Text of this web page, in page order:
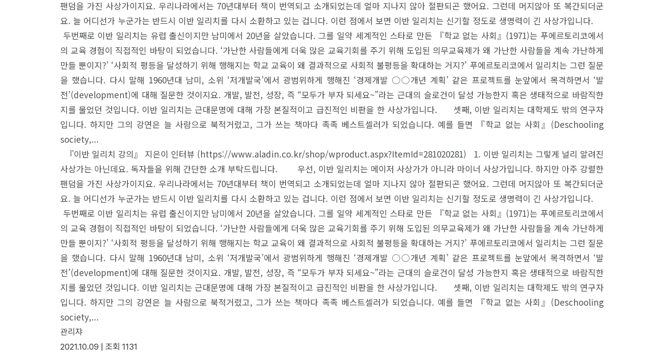
팬덤을 가진 사상가이지요. 우리나라에서는 70년대부터 책이 번역되고 소개되었는데 얼마 지나지 않아 절판되곤 했어요. 그런데 머지않아 또 복간되더군
요. 늘 어디선가 누군가는 반드시 이반 일리치를 다시 소환하고 있는 겁니다. 이런 점에서 보면 이반 일리치는 신기할 정도로 생명력이 긴 사상가입니다.
두번째로 이반 일리치는 유럽 출신이지만 남미에서 20년을 살았습니다. 그를 일약 세계적인 스타로 만든 『학교 없는 사회』(1971)는 푸에르토리코에서
의 교육 경험이 직접적인 바탕이 되었습니다. ‘가난한 사람들에게 더욱 많은 교육기회를 주기 위해 도입된 의무교육제가 왜 가난한 사람들을 계속 가난하게
만들 뿐이지?’ ‘사회적 평등을 달성하기 위해 행해지는 학교 교육이 왜 결과적으로 사회적 불평등을 확대하는 거지?’ 푸에르토리코에서 일리치는 그런 질문
을 했습니다. 다시 말해 1960년대 남미, 소위 ‘저개발국’에서 광범위하게 행해진 ‘경제개발 ○○개년 계획’ 같은 프로젝트를 눈앞에서 목격하면서 ‘발
전’(development)에 대해 질문한 것이지요. 개발, 발전, 성장, 즉 “모두가 부자 되세요~”라는 근대의 슬로건이 달성 가능한지 혹은 생태적으로 바람직한
지를 물었던 것입니다. 이반 일리치는 근대문명에 대해 가장 본질적이고 급진적인 비판을 한 사상가입니다. 셋째, 이반 일리치는 대학제도 밖의 연구자
입니다. 하지만 그의 강연은 늘 사람으로 북적거렸고, 그가 쓰는 책마다 족족 베스트셀러가 되었습니다. 예를 들면 『학교 없는 사회』(Deschooling
society,...
『이반 일리치 강의』 지은이 인터뷰 (https://www.aladin.co.kr/shop/wproduct.aspx?ItemId=281020281) 1. 이반 일리치는 그렇게 널리 알려진
사상가는 아닌데요. 독자들을 위해 간단한 소개 부탁드립니다. 우선, 이반 일리치는 메이저 사상가가 아니라 마이너 사상가입니다. 하지만 아주 강렬한
팬덤을 가진 사상가이지요. 우리나라에서는 70년대부터 책이 번역되고 소개되었는데 얼마 지나지 않아 절판되곤 했어요. 그런데 머지않아 또 복간되더군
요. 늘 어디선가 누군가는 반드시 이반 일리치를 다시 소환하고 있는 겁니다. 이런 점에서 보면 이반 일리치는 신기할 정도로 생명력이 긴 사상가입니다.
두번째로 이반 일리치는 유럽 출신이지만 남미에서 20년을 살았습니다. 그를 일약 세계적인 스타로 만든 『학교 없는 사회』(1971)는 푸에르토리코에서
의 교육 경험이 직접적인 바탕이 되었습니다. ‘가난한 사람들에게 더욱 많은 교육기회를 주기 위해 도입된 의무교육제가 왜 가난한 사람들을 계속 가난하게
만들 뿐이지?’ ‘사회적 평등을 달성하기 위해 행해지는 학교 교육이 왜 결과적으로 사회적 불평등을 확대하는 거지?’ 푸에르토리코에서 일리치는 그런 질문
을 했습니다. 다시 말해 1960년대 남미, 소위 ‘저개발국’에서 광범위하게 행해진 ‘경제개발 ○○개년 계획’ 같은 프로젝트를 눈앞에서 목격하면서 ‘발
전’(development)에 대해 질문한 것이지요. 개발, 발전, 성장, 즉 “모두가 부자 되세요~”라는 근대의 슬로건이 달성 가능한지 혹은 생태적으로 바람직한
지를 물었던 것입니다. 이반 일리치는 근대문명에 대해 가장 본질적이고 급진적인 비판을 한 사상가입니다. 셋째, 이반 일리치는 대학제도 밖의 연구자
입니다. 하지만 그의 강연은 늘 사람으로 북적거렸고, 그가 쓰는 책마다 족족 베스트셀러가 되었습니다. 예를 들면 『학교 없는 사회』(Deschooling
society,...
관리쟈
2021.10.09 |
조회 1131